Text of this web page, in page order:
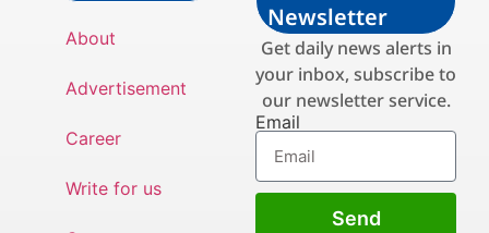
About
Advertisement
Career
Write for us
Newsletter
Get daily news alerts in
your inbox, subscribe to
our newsletter service.
Email
Send